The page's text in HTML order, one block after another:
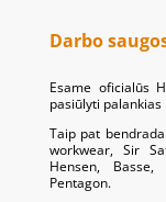
Darbo
Esame oficialūs
pasiūlyti
Taip pat
workwear, Sir
Hensen,
Pentagon.